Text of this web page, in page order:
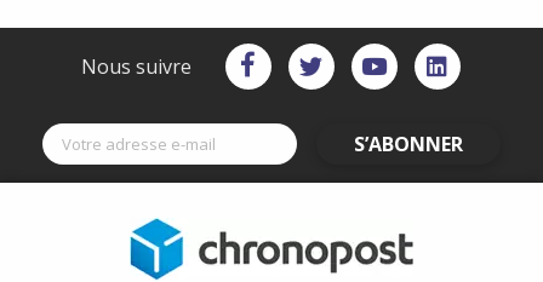
Nous suivre
S’ABONNER